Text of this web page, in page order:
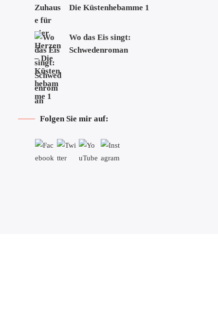
Die Küstenhebamme 1
Wo das Eis singt:
Schwedenroman
Folgen Sie mir auf: